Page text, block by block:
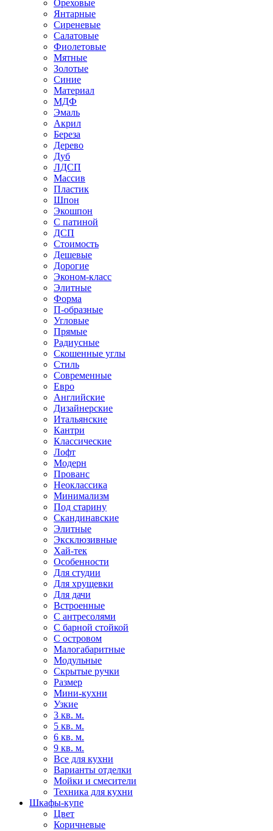
Ореховые
Янтарные
Сиреневые
Салатовые
Фиолетовые
Мятные
Золотые
Синие
Материал
МДФ
Эмаль
Акрил
Береза
Дерево
Дуб
ЛДСП
Массив
Пластик
Шпон
Экошпон
С патиной
ДСП
Стоимость
Дешевые
Дорогие
Эконом-класс
Элитные
Форма
П-образные
Угловые
Прямые
Радиусные
Скошенные углы
Стиль
Современные
Евро
Английские
Дизайнерские
Итальянские
Кантри
Классические
Лофт
Модерн
Прованс
Неоклассика
Минимализм
Под старину
Скандинавские
Элитные
Эксклюзивные
Хай-тек
Особенности
Для студии
Для хрущевки
Для дачи
Встроенные
С антресолями
С барной стойкой
С островом
Малогабаритные
Модульные
Скрытые ручки
Размер
Мини-кухни
Узкие
3 кв. м.
5 кв. м.
6 кв. м.
9 кв. м.
Все для кухни
Варианты отделки
Мойки и смесители
Техника для кухни
Шкафы-купе
Цвет
Коричневые